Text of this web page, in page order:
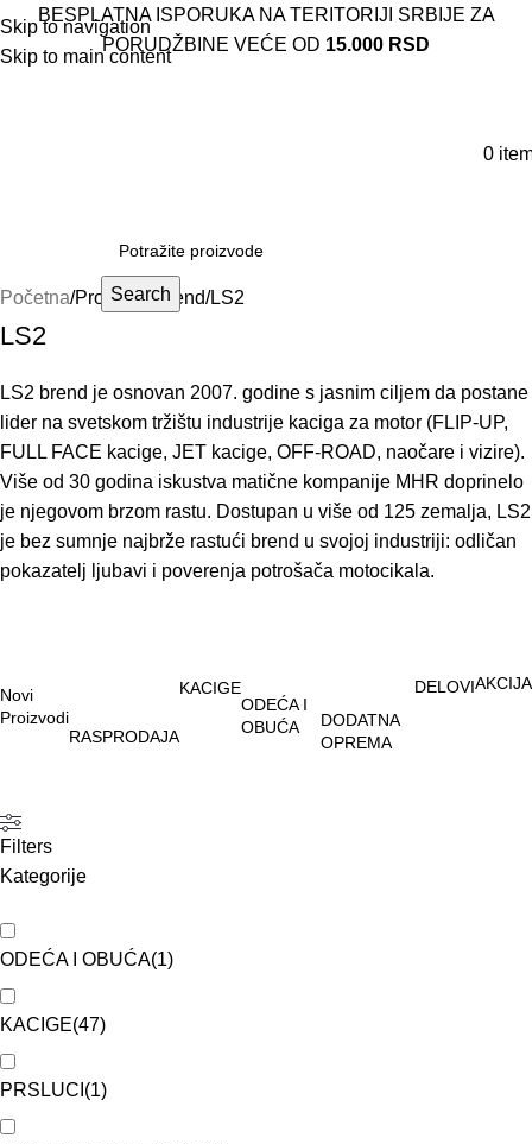
Skip to navigation
Skip to main content
BESPLATNA ISPORUKA NA TERITORIJI SRBIJE ZA
PORUDŽBINE VEĆE OD 15.000 RSD
0
Search
Početna Proizvod Brend LS2
LS2
LS2 brend je osnovan 2007. godine s jasnim ciljem da postane
lider na svetskom tržištu industrije kaciga za motor (FLIP-UP,
FULL FACE kacige, JET kacige, OFF-ROAD, naočare i vizire).
Više od 30 godina iskustva matične kompanije MHR doprinelo
je njegovom brzom rastu. Dostupan u više od 125 zemalja, LS2
je bez sumnje najbrže rastući brend u svojoj industriji: odličan
pokazatelj ljubavi i poverenja potrošača motocikala.
Novi
Proizvodi
RASPRODAJA
KACIGE
ODEĆA I
OBUĆA
DODATNA
OPREMA
DELOVIAKCIJA
Filters
Kategorije
ODEĆA I OBUĆA(1)
KACIGE(47)
PRSLUCI (1)